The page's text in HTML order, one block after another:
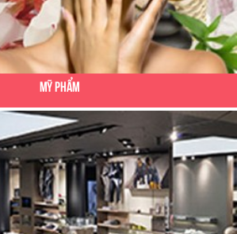
Mỹ Phẩm